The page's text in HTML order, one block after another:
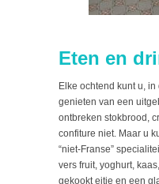
Eten en
Elke ochtend kunt u,
genieten van een
ontbreken stokbrood,
confiture niet. Maar u
“niet-Franse”
vers fruit, yoghurt,
gekookt eitje en een